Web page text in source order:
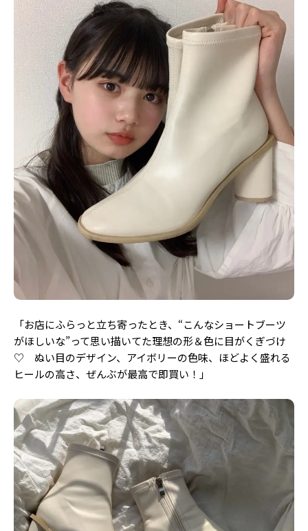
「お店にふらっと立ち寄ったとき、“こんなショートブーツ
がほしいな”って思い描いてた理想の形＆色に目がくぎづけ
♡ ぬい目のデザイン、アイボリーの色味、ほどよく盛れる
ヒールの高さ、ぜんぶが最高で即買い！」